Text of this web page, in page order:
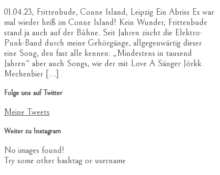
01.04.23, Frittenbude, Conne Island, Leipzig Ein Abriss Es war
mal wieder heiß im Conne Island! Kein Wunder, Frittenbude
stand ja auch auf der Bühne. Seit Jahren zischt die Elektro-
Punk-Band durch meine Gehörgänge, allgegenwärtig dieser
eine Song, den fast alle kennen: „Mindestens in tausend
Jahren“ aber auch Songs, wie der mit Love A Sänger Jörkk
Mechenbier […]
Folge uns auf Twitter
Meine Tweets
Weiter zu Instagram
No images found!
Try some other hashtag or username